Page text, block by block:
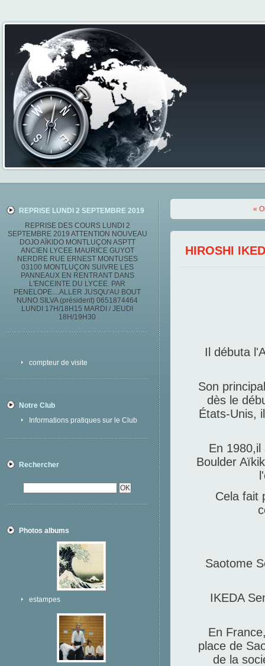
REPRISE LUNDI 2 SEPTEMBRE 2019
REPRISE DES COURS LUNDI 2
SEPTEMBRE 2019 ATTENTION NOUVEAU
DOJO AÏKIDO MONTLUÇON ASPTT
ANCIEN LYCEE MAURICE GUYOT
NERDRE RUE ERNEST MONTUSES
03100 MONTLUÇON SUIVRE LES
PANNEAUX EN RENTRANT DANS
L'ENCEINTE DU LYCEE. PAR
PENELOPE....ALLER JUSQU'AU BOUT
NUNO SILVA (président) 0651874464
LUNDI 17H/18H15 MARDI / JEUDI
18H/19H30
compteur de visite
Notre Club
Informations pratiques sur le Club
Rechercher
Photos albums
estampes
«
HIROSHI
Il débuta
Son
dès le
États-Unis,
En 1980,il
Boulder
Cela fait
Saotome
IKEDA
En
place de
de la